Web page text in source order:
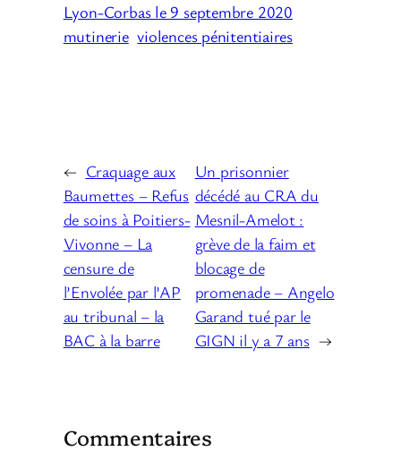
Lyon-Corbas le 9 septembre 2020
mutinerie violences pénitentiaires
← Craquage aux
Baumettes – Refus
de soins à Poitiers-
Vivonne – La
censure de
l’Envolée par l’AP
au tribunal – la
BAC à la barre
Un prisonnier
décédé au CRA du
Mesnil-Amelot :
grève de la faim et
blocage de
promenade – Angelo
Garand tué par le
GIGN il y a 7 ans →
Commentaires